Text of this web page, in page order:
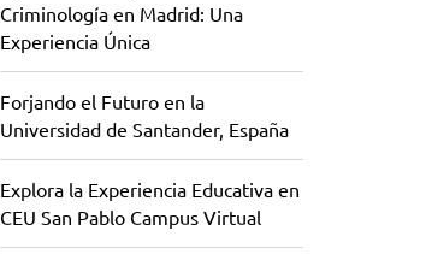
Criminología en Madrid: Una
Experiencia Única
Forjando el Futuro en la
Universidad de Santander, España
Explora la Experiencia Educativa en
CEU San Pablo Campus Virtual